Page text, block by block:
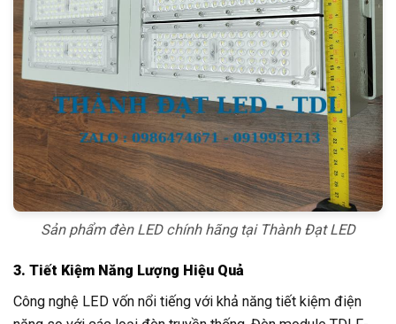
Sản phẩm đèn LED chính hãng tại Thành Đạt LED
3. Tiết Kiệm Năng Lượng Hiệu Quả
Công nghệ LED vốn nổi tiếng với khả năng tiết kiệm điện